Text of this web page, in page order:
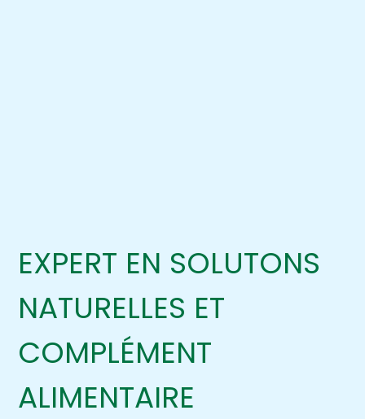
EXPERT EN SOLUTONS
NATURELLES ET
COMPLÉMENT
ALIMENTAIRE